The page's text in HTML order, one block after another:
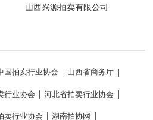
山西兴源拍卖有限公司
国拍卖行业协会 山西省商务厅
行业协会 河北省拍卖行业协会
卖行业协会 湖南拍协网